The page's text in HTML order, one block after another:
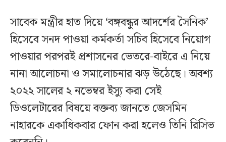
সাবেক মন্ত্রীর হাত দিয়ে ‘বঙ্গবন্ধুর আদর্শের সৈনিক’
হিসেবে সনদ পাওয়া কর্মকর্তা সচিব হিসেবে নিয়োগ
পাওয়ার পরপরই প্রশাসনের ভেতরে-বাইরে এ নিয়ে
নানা আলোচনা ও সমালোচনার ঝড় উঠেছে। অবশ্য
২০২২ সালের ২ নভেম্বর ইস্যু করা সেই
ডিওলেটারের বিষয়ে বক্তব্য জানতে জেসমিন
নাহারকে একাধিকবার ফোন করা হলেও তিনি রিসিভ